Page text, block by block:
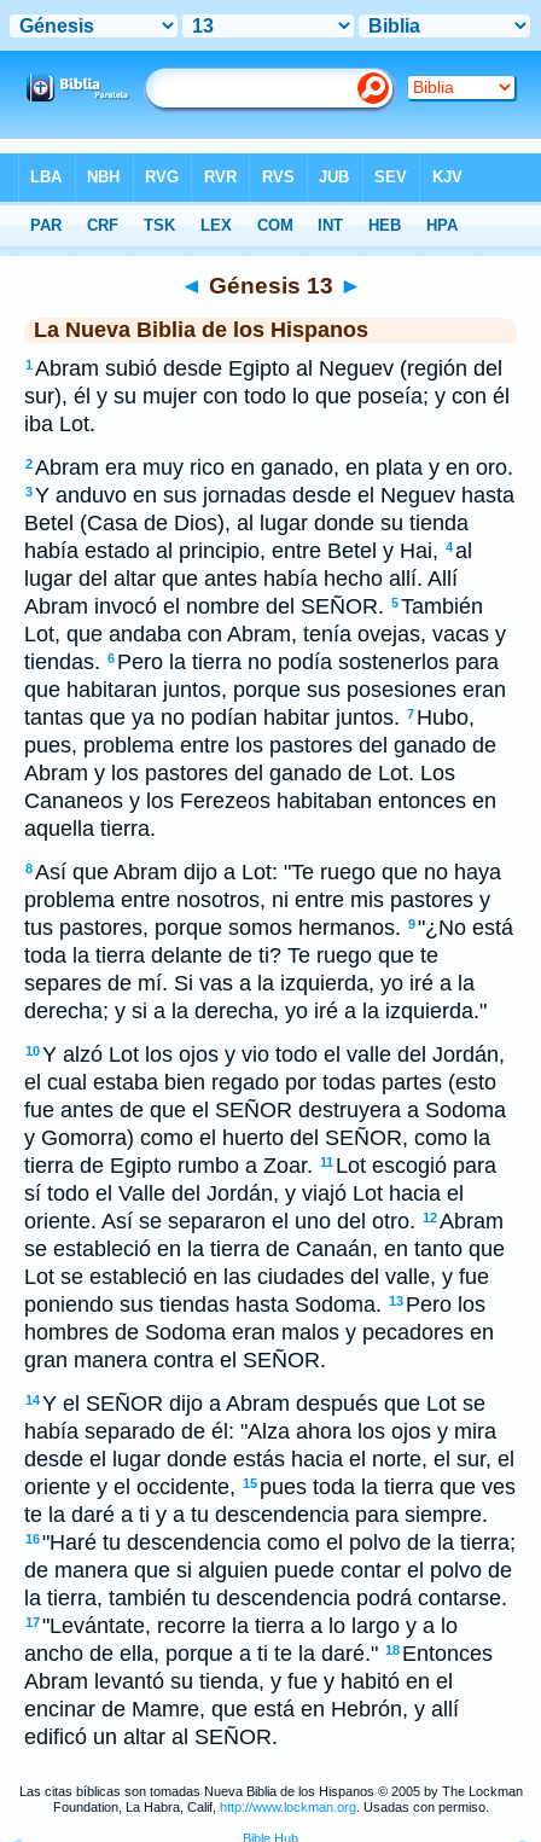
>NBLH > Génesis 13
◄ Génesis 13 ►
La Nueva Biblia de los Hispanos
1Abram subió desde Egipto al Neguev (región del
sur), él y su mujer con todo lo que poseía; y con él
iba Lot.
2Abram era muy rico en ganado, en plata y en oro.
3Y anduvo en sus jornadas desde el Neguev hasta
Betel (Casa de Dios), al lugar donde su tienda
había estado al principio, entre Betel y Hai, 4al
lugar del altar que antes había hecho allí. Allí
Abram invocó el nombre del SEÑOR. 5También
Lot, que andaba con Abram, tenía ovejas, vacas y
tiendas. 6 Pero la tierra no podía sostenerlos para
que habitaran juntos, porque sus posesiones eran
tantas que ya no podían habitar juntos. 7 Hubo,
pues, problema entre los pastores del ganado de
Abram y los pastores del ganado de Lot. Los
Cananeos y los Ferezeos habitaban entonces en
aquella tierra.
8Así que Abram dijo a Lot: "Te ruego que no haya
problema entre nosotros, ni entre mis pastores y
tus pastores, porque somos hermanos. 9"¿No está
toda la tierra delante de ti? Te ruego que te
separes de mí. Si vas a la izquierda, yo iré a la
derecha; y si a la derecha, yo iré a la izquierda."
10Y alzó Lot los ojos y vio todo el valle del Jordán,
el cual estaba bien regado por todas partes (esto
fue antes de que el SEÑOR destruyera a Sodoma
y Gomorra) como el huerto del SEÑOR, como la
tierra de Egipto rumbo a Zoar. 11 Lot escogió para
sí todo el Valle del Jordán, y viajó Lot hacia el
oriente. Así se separaron el uno del otro. 12Abram
se estableció en la tierra de Canaán, en tanto que
Lot se estableció en las ciudades del valle, y fue
poniendo sus tiendas hasta Sodoma. 13 Pero los
hombres de Sodoma eran malos y pecadores en
gran manera contra el SEÑOR.
14Y el SEÑOR dijo a Abram después que Lot se
había separado de él: "Alza ahora los ojos y mira
desde el lugar donde estás hacia el norte, el sur, el
oriente y el occidente, 15 pues toda la tierra que ves
te la daré a ti y a tu descendencia para siempre.
16"Haré tu descendencia como el polvo de la tierra;
de manera que si alguien puede contar el polvo de
la tierra, también tu descendencia podrá contarse.
17"Levántate, recorre la tierra a lo largo y a lo
ancho de ella, porque a ti te la daré." 18 Entonces
Abram levantó su tienda, y fue y habitó en el
encinar de Mamre, que está en Hebrón, y allí
edificó un altar al SEÑOR.
Las citas bíblicas son tomadas Nueva Biblia de los Hispanos © 2005 by The Lockman
Foundation, La Habra, Calif, http://www.lockman.org. Usadas con permiso.
Bible Hub